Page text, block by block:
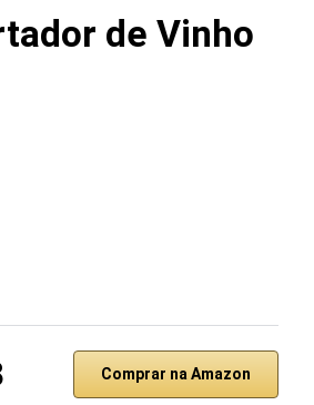
de Vinho
Comprar na Amazon